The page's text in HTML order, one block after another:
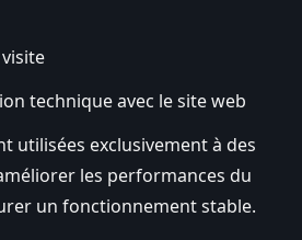
technique avec le site web
utilisées exclusivement à des
les performances du
un fonctionnement stable.